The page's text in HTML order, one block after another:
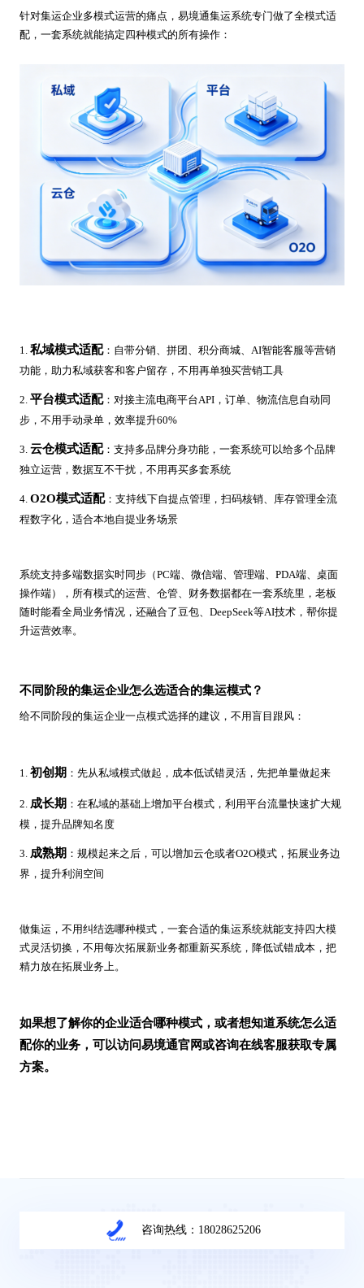
针对集运企业多模式运营的痛点，易境通集运系统专门做了全模式适
配，一套系统就能搞定四种模式的所有操作：
1. 私域模式适配：自带分销、拼团、积分商城、AI智能客服等营销
功能，助力私域获客和客户留存，不用再单独买营销工具
2. 平台模式适配：对接主流电商平台API，订单、物流信息自动同
步，不用手动录单，效率提升60%
3. 云仓模式适配：支持多品牌分身功能，一套系统可以给多个品牌
独立运营，数据互不干扰，不用再买多套系统
4. O2O模式适配：支持线下自提点管理，扫码核销、库存管理全流
程数字化，适合本地自提业务场景
系统支持多端数据实时同步（PC端、微信端、管理端、PDA端、桌面
操作端），所有模式的运营、仓管、财务数据都在一套系统里，老板
随时能看全局业务情况，还融合了豆包、DeepSeek等AI技术，帮你提
升运营效率。
不同阶段的集运企业怎么选适合的集运模式？
给不同阶段的集运企业一点模式选择的建议，不用盲目跟风：
1. 初创期 ：先从私域模式做起，成本低试错灵活，先把单量做起来
2. 成长期 ：在私域的基础上增加平台模式，利用平台流量快速扩大规
模，提升品牌知名度
3. 成熟期 ：规模起来之后，可以增加云仓或者O2O模式，拓展业务边
界，提升利润空间
做集运，不用纠结选哪种模式，一套合适的集运系统就能支持四大模
式灵活切换，不用每次拓展新业务都重新买系统，降低试错成本，把
精力放在拓展业务上。
如果想了解你的企业适合哪种模式，或者想知道系统怎么适
配你的业务，可以访问易境通官网或咨询在线客服获取专属
方案。
咨询热线：18028625206